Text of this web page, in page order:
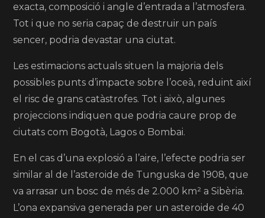
exacta, composició i angle d’entrada a l’atmosfera.
Tot i que no seria capaç de destruir un país
sencer, podria devastar una ciutat.
Les estimacions actuals situen la majoria dels
possibles punts d’impacte sobre l’oceà, reduint així
el risc de grans catàstrofes. Tot i això, algunes
projeccions indiquen que podria caure prop de
ciutats com Bogotà, Lagos o Bombai.
En el cas d’una explosió a l’aire, l’efecte podria ser
similar al de l’asteroide de Tunguska de 1908, que
va arrasar un bosc de més de 2.000 km² a Sibèria.
L’ona expansiva generada per un asteroide de 40